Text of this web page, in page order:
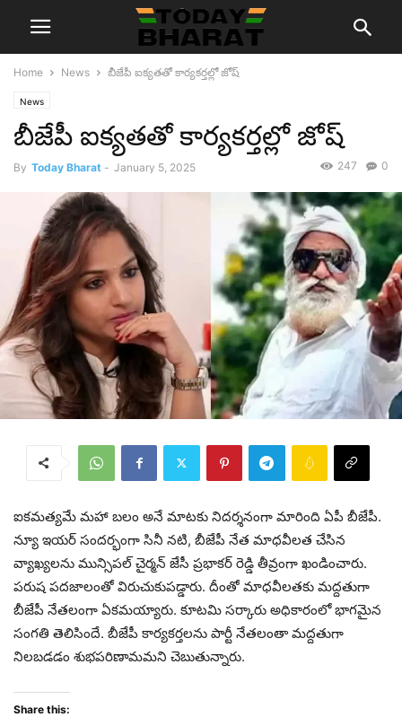
Home News బీజేపీ ఐక్యతతో కార్యకర్తల్లో జోష్
News
బీజేపీ ఐక్యతతో కార్యకర్తల్లో జోష్
By Today Bharat - January 5, 2025 0
247
ఐకమత్యమే మహా బలం అనే మాటకు నిదర్శనంగా మారింది ఏపీ బీజేపీ.
న్యూ ఇయర్ సందర్భంగా సినీ నటి, బీజేపీ నేత మాధవీలత చేసిన
వ్యాఖ్యలను మున్సిపల్ చైర్మన్ జేసీ ప్రభాకర్‌‌ రెడ్డి తీవ్రంగా ఖండించారు.
పరుష పదజాలంతో విరుచుకుపడ్డారు. దీంతో మాధవీలతకు మద్దతుగా
బీజేపీ నేతలంగా ఏకమయ్యారు. కూటమి సర్కారు అధికారంలో భాగమైన
సంగతి తెలిసిందే. బీజేపీ కార్యకర్తలను పార్టీ నేతలంతా మద్దతుగా
నిలబడడం శుభపరిణామమని చెబుతున్నారు.
Share this: